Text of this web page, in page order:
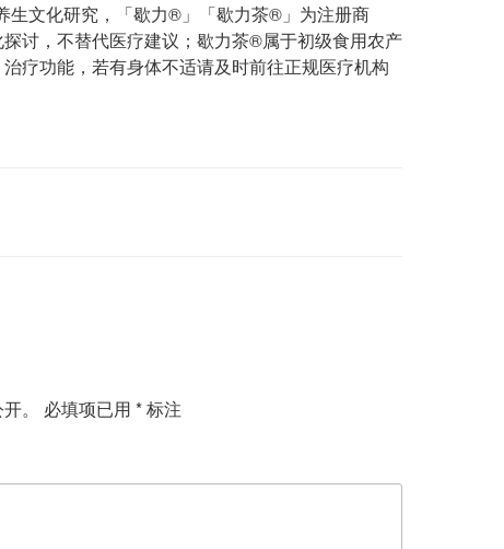
生文化研究，「歇力®️ 」「歇力茶®️ 」为注册商
讨，不替代医疗建议；歇力茶®️属于初级食用农产
疗功能，若有身体不适请及时前往正规医疗机构
。 必填项已用 *标注